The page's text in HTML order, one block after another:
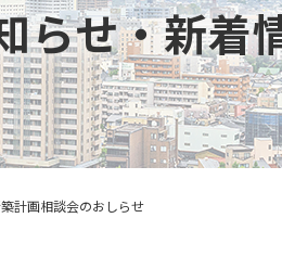
らせ・新着
計画相談会のおしらせ